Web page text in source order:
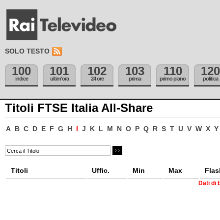
SOLO TESTO
100
indice
101
ultim'ora
102
24 ore
103
prima
110
primo piano
120
politica
Titoli FTSE Italia All-Share
A B C D E F G H I J K L M N O P Q R S T U V W X Y
Titoli Uffic. Min Max
Dati di